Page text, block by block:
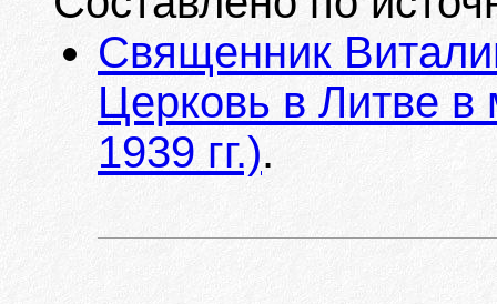
Священник
Церковь в Литве
1939 гг.).